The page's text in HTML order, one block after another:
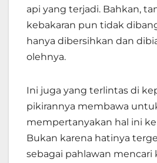
api yang terjadi. Bahkan,
kebakaran pun tidak
hanya dibersihkan dan
olehnya.
Ini juga yang terlintas di
pikirannya membawa
mempertanyakan hal ini ke
Bukan karena hatinya
sebagai pahlawan mencari